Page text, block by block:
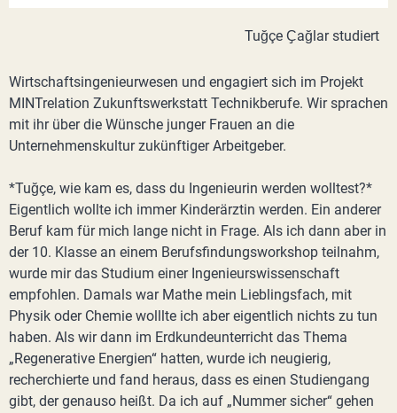
Tuğçe Ҫağlar studiert
Wirtschaftsingenieurwesen und engagiert sich im Projekt
MINTrelation Zukunftswerkstatt Technikberufe. Wir sprachen
mit ihr über die Wünsche junger Frauen an die
Unternehmenskultur zukünftiger Arbeitgeber.
*Tuğçe, wie kam es, dass du Ingenieurin werden wolltest?*
Eigentlich wollte ich immer Kinderärztin werden. Ein anderer
Beruf kam für mich lange nicht in Frage. Als ich dann aber in
der 10. Klasse an einem Berufsfindungsworkshop teilnahm,
wurde mir das Studium einer Ingenieurswissenschaft
empfohlen. Damals war Mathe mein Lieblingsfach, mit
Physik oder Chemie wolllte ich aber eigentlich nichts zu tun
haben. Als wir dann im Erdkundeunterricht das Thema
„Regenerative Energien“ hatten, wurde ich neugierig,
recherchierte und fand heraus, dass es einen Studiengang
gibt, der genauso heißt. Da ich auf „Nummer sicher“ gehen